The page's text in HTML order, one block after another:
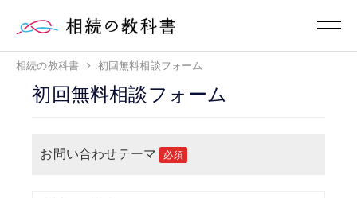
相続の教科書 初回無料相談フォーム
初回無料相談フォーム
お問い合わせテーマ 必須